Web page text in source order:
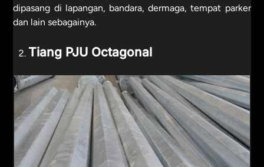
dipasang di lapangan, bandara, dermaga, tempat parker
dan lain sebagainya.
Tiang PJU Octagonal